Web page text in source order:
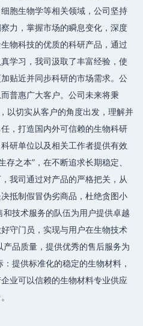
胞生物学等相关领域，公司坚持
力，掌握市场的瞬息变化，深度
物科技的优质的科研产品，通过
学习，我司汲取了丰富经验，使
贴近并同步科研的市场需求。公
普惠广大客户。公司未来将秉
以切实从客户的角度出发，理解并
，打造国内外可信赖的生物科研
研单位以及相关工作者提供有效
之本”，在不断追求长期稳定、
我司通过对产品的严格把关，从
抵制假冒伪劣商品，杜绝贪图小
技术服务的队伍为用户提供卓越
守门员，实现与用户在生物技术
品质量，提供优秀的售后服务为
提供标准化的稳定的生物材料，
业可以信赖的生物材料专业供应